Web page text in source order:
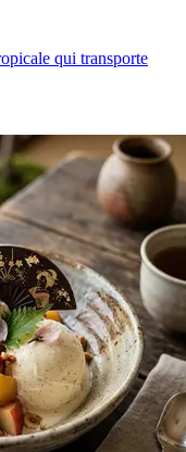
qui transporte